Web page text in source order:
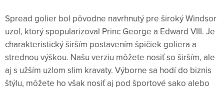
Spread golier bol pôvodne navrhnutý pre široký Windsor
uzol, ktorý spopularizoval Princ George a Edward VIII. Je
charakteristický širším postavením špičiek goliera a
strednou výškou. Našu verziu môžete nosiť so širším, ale
aj s užším uzlom slim kravaty. Výborne sa hodí do biznis
štýlu, môžete ho však nosiť aj pod športové sako alebo